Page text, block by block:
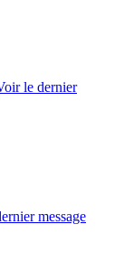
le dernier
message